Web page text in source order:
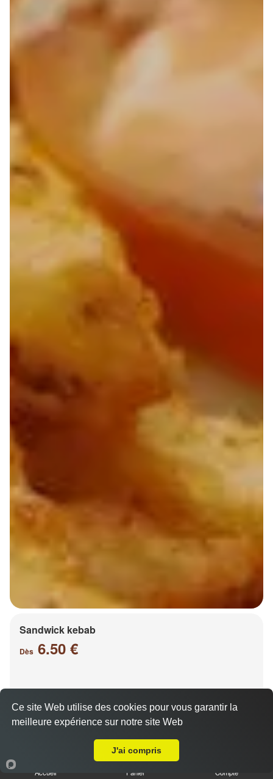
Sandwick kebab
Dès 6.50 €
Accueil Panier Compte
Ce site Web utilise des cookies pour vous garantir la
meilleure expérience sur notre site Web
J'ai compris